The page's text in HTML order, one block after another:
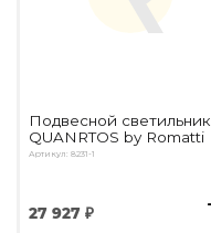
Подвесной светильник
QUANRTOS by Romatti
Артикул: 8231-1
27 927 ₽